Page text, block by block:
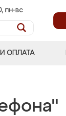
пн-вс
ОПЛАТА